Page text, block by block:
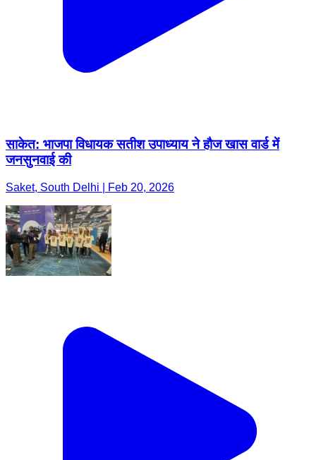
साकेत: भाजपा विधायक सतीश उपाध्याय ने हौज खास वार्ड में
जनसुनवाई की
Saket, South Delhi | Feb 20, 2026